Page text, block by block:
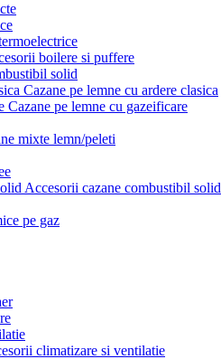
boilere si puffere
solid
Cazane pe lemne cu ardere clasica
Cazane pe lemne cu gazeificare
mixte lemn/peleti
Accesorii cazane combustibil solid
pe gaz
climatizare si ventilatie